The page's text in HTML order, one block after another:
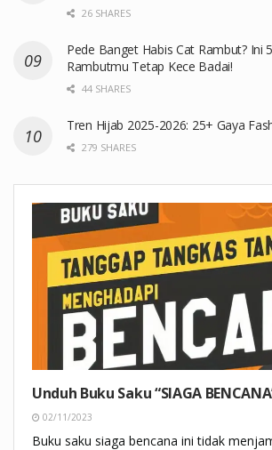
26 SHARES
Pede Banget Habis Cat Rambut? Ini
Rambutmu Tetap Kece Badai!
44 SHARES
Tren Hijab 2025-2026: 25+ Gaya
279 SHARES
Unduh Buku Saku “SIAGA
02/11/2023
Buku saku siaga bencana ini tidak